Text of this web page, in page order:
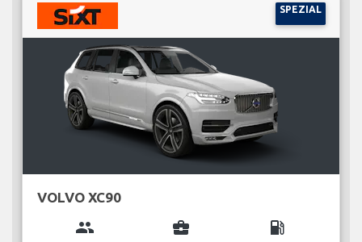
SPEZIAL
VOLVO XC90
group business_center local_gas_station